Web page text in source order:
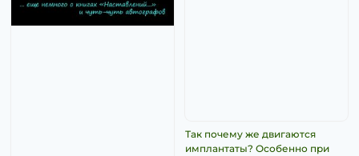
Так почему же двигаются
имплантаты? Особенно при